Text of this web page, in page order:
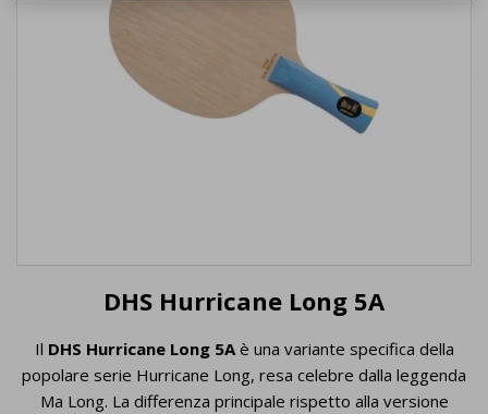
DHS Hurricane Long 5A
Il DHS Hurricane Long 5Aè una variante specifica della
popolare serie Hurricane Long, resa celebre dalla leggenda
Ma Long. La differenza principale rispetto alla versione